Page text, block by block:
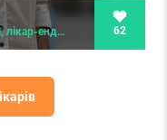
62
Лікар-акушер-гінеколог другої категорії, лікар-ендокринолог, гінеколог-ендокринолог, дитячий гінеколог, лікар ультразвукової діагностики